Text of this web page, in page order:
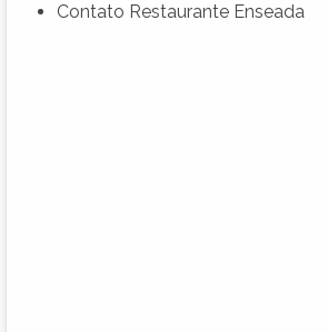
Contato Restaurante Enseada